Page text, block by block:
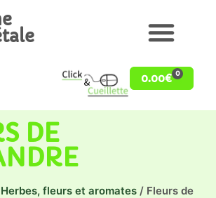
0.00€ 0
DE
Herbes, fleurs et aromates / Fleurs de